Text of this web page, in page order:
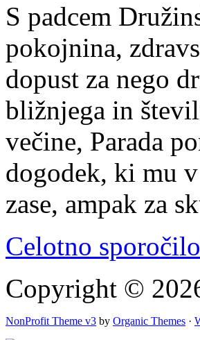
S padcem
pokojnina,
dopust za nego
bližnjega in
večine, Parada
dogodek, ki mu
zase, ampak za
Celotno
Copyright ©
NonProfit Theme v3 by Organic Themes ·